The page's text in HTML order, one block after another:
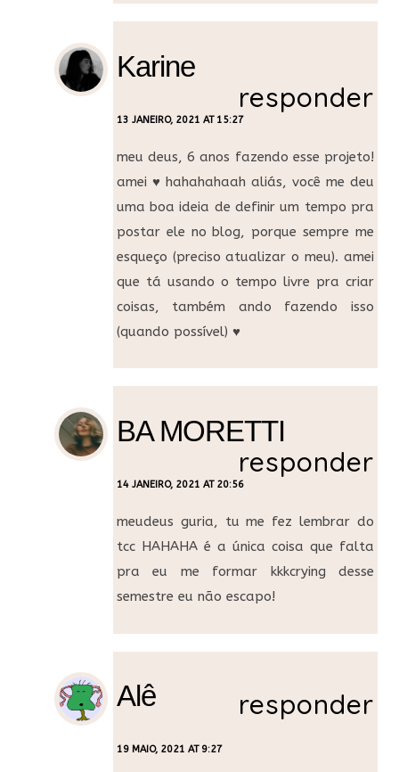
Karine
13 JANEIRO, 2021 AT 15:27
responder
meu deus, 6 anos fazendo esse projeto!
amei ♥ hahahahaah aliás, você me deu
uma boa ideia de definir um tempo pra
postar ele no blog, porque sempre me
esqueço (preciso atualizar o meu). amei
que tá usando o tempo livre pra criar
coisas, também ando fazendo isso
(quando possível) ♥
BA MORETTI
14 JANEIRO, 2021 AT 20:56
responder
meudeus guria, tu me fez lembrar do
tcc HAHAHA é a única coisa que falta
pra eu me formar kkkcrying desse
semestre eu não escapo!
Alê
19 MAIO, 2021 AT 9:27
responder